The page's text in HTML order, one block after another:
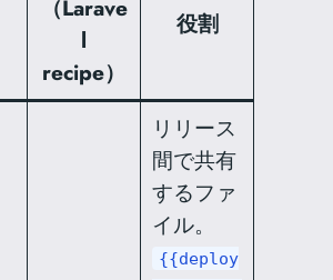
（Larave
l
recipe）
役割
リリース
間で共有
するファ
イル。
{{deploy